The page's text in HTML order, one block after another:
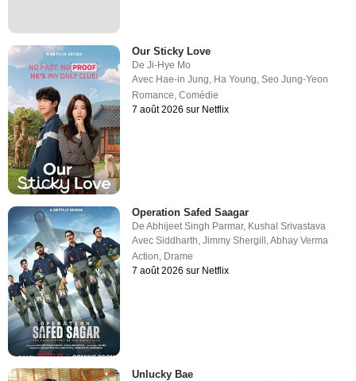
Our Sticky Love
DeJi-Hye Mo
Avec Hae-in Jung, Ha Young,Seo Jung-Yeon
Romance,Comédie
7 août 2026 sur Netflix
Operation Safed Saagar
DeAbhijeet Singh Parmar, Kushal Srivastava
AvecSiddharth,Jimmy Shergill ,Abhay Verma
Action, Drame
7 août 2026 sur Netflix
Unlucky Bae